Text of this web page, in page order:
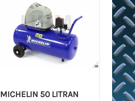
MICHELIN 50 LITRAN